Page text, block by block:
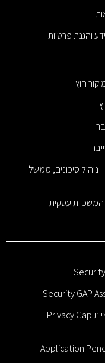
GRC – Governance, Risk & Compliance – ניהול סיכונים, ממשל
סקר פערים להגנת הפרטיות באתרים ואפליקציות Privacy Gap